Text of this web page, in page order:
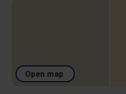
Open map